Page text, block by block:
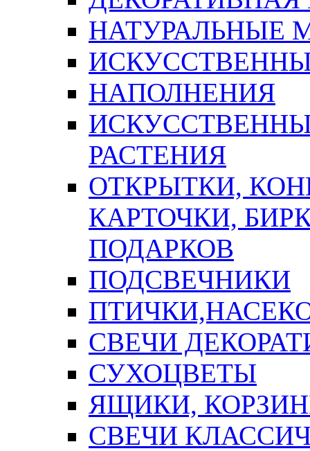
НАТУРАЛЬНЫЕ
НАПОЛНЕНИЯ
РАСТЕНИЯ
ОТКРЫТКИ,
КАРТОЧКИ,
ПОДАРКОВ
ПОДСВЕЧНИКИ
СВЕЧИ
СУХОЦВЕТЫ
ЯЩИКИ,
СВЕЧИ